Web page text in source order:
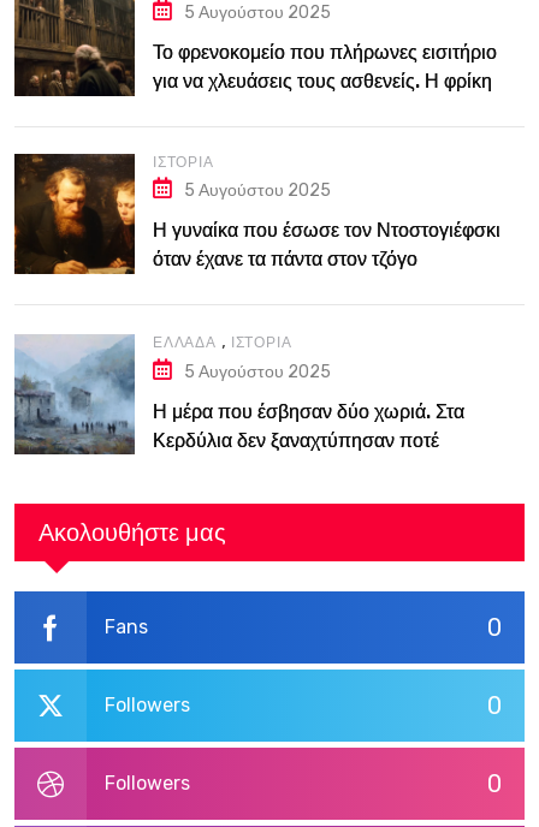
5 Αυγούστου 2025
Το φρενοκομείο που πλήρωνες εισιτήριο
για να χλευάσεις τους ασθενείς. Η φρίκη
ΙΣΤΟΡΊΑ
5 Αυγούστου 2025
Η γυναίκα που έσωσε τον Ντοστογιέφσκι
όταν έχανε τα πάντα στον τζόγο
ΕΛΛΆΔΑ , ΙΣΤΟΡΊΑ
5 Αυγούστου 2025
Η μέρα που έσβησαν δύο χωριά. Στα
Κερδύλια δεν ξαναχτύπησαν ποτέ
Ακολουθήστε μας
0
Fans
0
Followers
0
Followers